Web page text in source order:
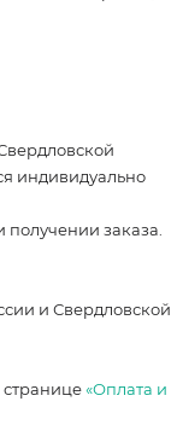
индивидуально
получении заказа.
и Свердловской
странице«Оплата и